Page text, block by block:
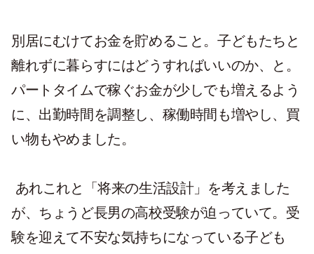
別居にむけてお金を貯めること。子どもたちと
離れずに暮らすにはどうすればいいのか、と。
パートタイムで稼ぐお金が少しでも増えるよう
に、出勤時間を調整し、稼働時間も増やし、買
い物もやめました。
あれこれと「将来の生活設計」を考えました
が、ちょうど長男の高校受験が迫っていて。受
験を迎えて不安な気持ちになっている子ども